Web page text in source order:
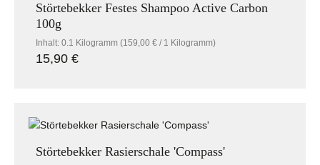
Störtebekker Festes Shampoo Active Carbon
100g
Inhalt:0.1 Kilogramm(159,00 € / 1 Kilogramm)
Regulärer Preis:
15,90 €
Störtebekker Rasierschale 'Compass'